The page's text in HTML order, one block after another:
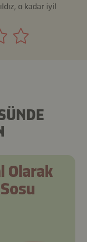
o kadar iyi!
Olarak